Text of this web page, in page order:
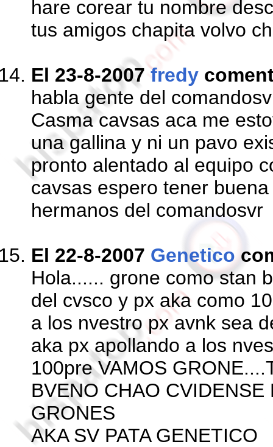
hare corear tu nombre
tus amigos chapita volvo
El 23-8-2007fredy
habla gente del
Casma cavsas aca me
una gallina y ni un pavo
pronto alentado al equipo
cavsas espero tener
hermanos del comandosvr
El 22-8-2007 Genetico
Hola...... grone como stan
del cvsco y px aka como
a los nvestro px avnk sea
aka px apollando a los
100pre VAMOS
BVENO CHAO
GRONES
AKA SV PATA GENETICO